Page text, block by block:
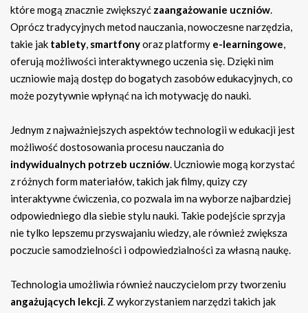
które mogą znacznie zwiększyć zaangażowanie uczniów.
Oprócz tradycyjnych metod nauczania, nowoczesne narzędzia,
takie jak tablety, smartfonyoraz platformy e-learningowe,
oferują możliwości interaktywnego uczenia się. Dzięki nim
uczniowie mają dostęp do bogatych zasobów edukacyjnych, co
może pozytywnie wpłynąć na ich motywację do nauki.
Jednym z najważniejszych aspektów technologii w edukacji jest
możliwość dostosowania procesu nauczania do
indywidualnych potrzeb uczniów. Uczniowie mogą korzystać
z różnych form materiałów, takich jak filmy, quizy czy
interaktywne ćwiczenia, co pozwala im na wyborze najbardziej
odpowiedniego dla siebie stylu nauki. Takie podejście sprzyja
nie tylko lepszemu przyswajaniu wiedzy, ale również zwiększa
poczucie samodzielności i odpowiedzialności za własną naukę.
Technologia umożliwia również nauczycielom przy tworzeniu
angażujących lekcji. Z wykorzystaniem narzędzi takich jak